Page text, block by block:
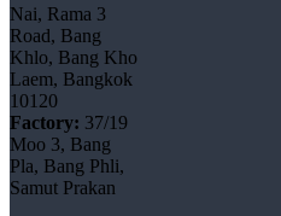
Nai, Rama 3
Road, Bang
Khlo, Bang Kho
Laem, Bangkok
10120
Factory: 37/19
Moo 3, Bang
Pla, Bang Phli,
Samut Prakan